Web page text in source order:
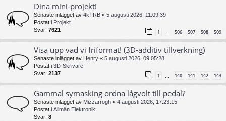
Dina mini-projekt!
Senaste inlägget av 4kTRB « 5 augusti 2026, 11:09:39
Postat i Projekt
Svar: 7621 1 506 507 508 509
Visa upp vad vi friformat! (3D-additiv tillverkning)
Senaste inlägget av Henry « 5 augusti 2026, 09:05:28
Postat i 3D-Skrivare
Svar: 2137 1 … 140 141 142 143
Gammal symasking ordna lågvolt till pedal?
Senaste inlägget av Mizzarrogh « 4 augusti 2026, 17:23:15
Postat i Allmän Elektronik
Svar: 8